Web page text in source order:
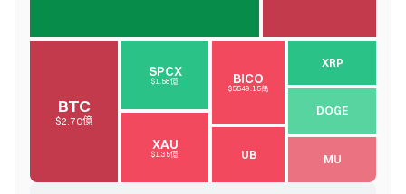
BTC
$2.70億
SPCX
$1.58億
XAU
$1.35億
BICO
$5549.15萬
UB
XRP
DOGE
MU